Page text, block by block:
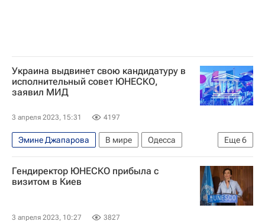
Украина выдвинет свою кандидатуру в
исполнительный совет ЮНЕСКО,
заявил МИД
3 апреля 2023, 15:31 4197
Еще6
Эмине Джапарова В мире
Одесса
Украина
Олимпийские игры
Россия
Одри Азуле
ЮНЕСКО
Гендиректор ЮНЕСКО прибыла с
визитом в Киев
3 апреля 2023, 10:27 3827